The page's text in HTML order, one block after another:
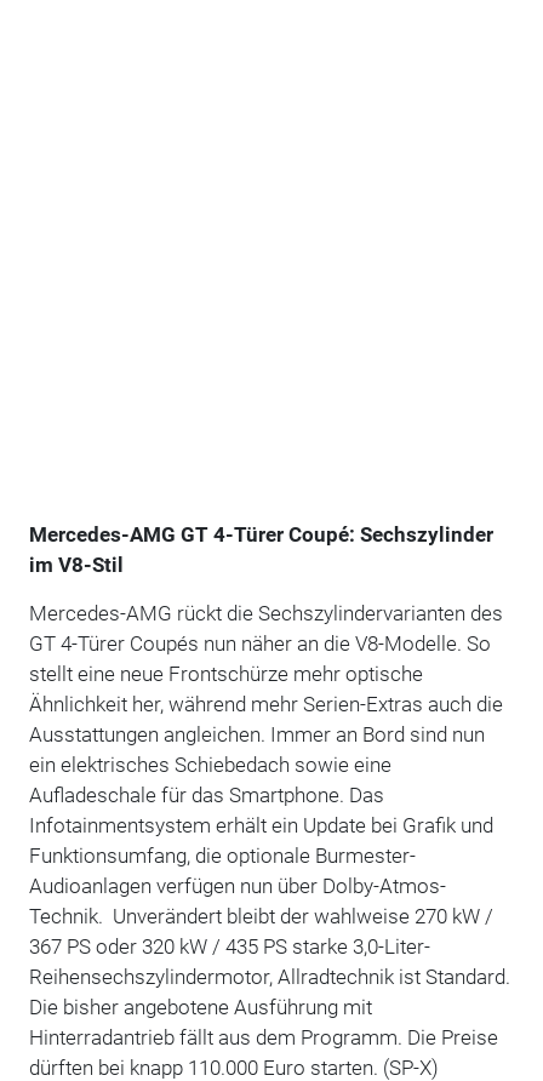
Mercedes-AMG GT 4-Türer Coupé: Sechszylinder
im V8-Stil
Mercedes-AMG rückt die Sechszylindervarianten des
GT 4-Türer Coupés nun näher an die V8-Modelle. So
stellt eine neue Frontschürze mehr optische
Ähnlichkeit her, während mehr Serien-Extras auch die
Ausstattungen angleichen. Immer an Bord sind nun
ein elektrisches Schiebedach sowie eine
Aufladeschale für das Smartphone. Das
Infotainmentsystem erhält ein Update bei Grafik und
Funktionsumfang, die optionale Burmester-
Audioanlagen verfügen nun über Dolby-Atmos-
Technik. Unverändert bleibt der wahlweise 270 kW /
367 PS oder 320 kW / 435 PS starke 3,0-Liter-
Reihensechszylindermotor, Allradtechnik ist Standard.
Die bisher angebotene Ausführung mit
Hinterradantrieb fällt aus dem Programm. Die Preise
dürften bei knapp 110.000 Euro starten. (SP-X)